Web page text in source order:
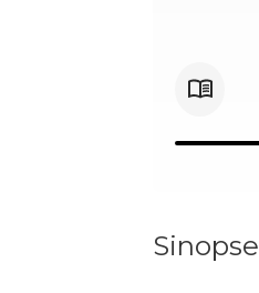
Sinopse